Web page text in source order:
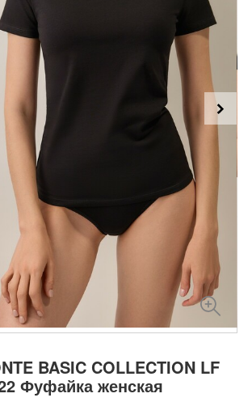
BASIC COLLECTION LF
Фуфайка женская